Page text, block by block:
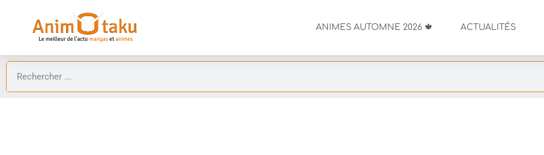
ANIMES AUTOMNE 2026 🍁 ACTUALITÉS